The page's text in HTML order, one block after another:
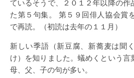
ているそうで、２０１２年以降の作
た第５句集。 第５９回俳人協会賞
で再読。（初読は去年の１１月）
新しい季語（新豆腐、新蕎麦は聞
け）を知りました。蟻めくという言
母、父、子の句が多い。